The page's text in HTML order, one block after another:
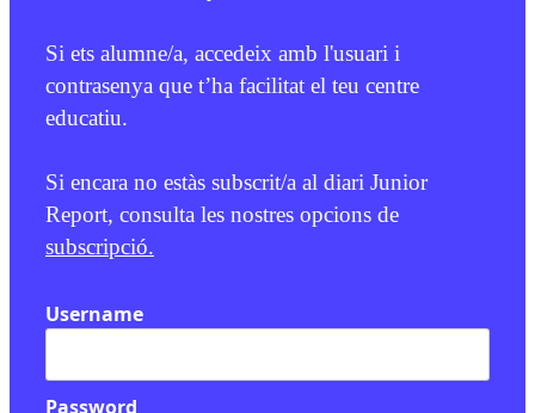
Si ets alumne/a, accedeix amb l'usuari i
contrasenya que t’ha facilitat el teu centre
educatiu.
Si encara no estàs subscrit/a al diari Junior
Report, consulta les nostres opcions de
subscripció.
Username
Password